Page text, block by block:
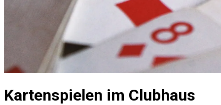
Kartenspielen im Clubhaus